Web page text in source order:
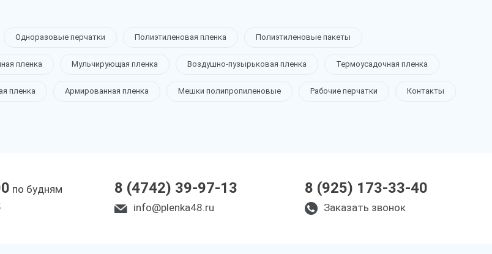
Одноразовые перчатки Полиэтиленовая пленка Полиэтиленовые пакеты
пленка Мульчирующая пленка Воздушно-пузырьковая пленка Термоусадочная пленка
пленка Армированная пленка Мешки полипропиленовые Рабочие перчатки Контакты
по будням
8 (4742) 39-97-13
info@plenka48.ru
8 (925) 173-33-40
Заказать звонок